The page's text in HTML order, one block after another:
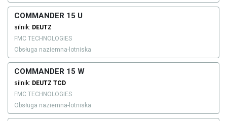
COMMANDER 15 U
silnik: DEUTZ
FMC TECHNOLOGIES
Obsługa naziemna-lotniska
COMMANDER 15 W
silnik: DEUTZ TCD
FMC TECHNOLOGIES
Obsługa naziemna-lotniska